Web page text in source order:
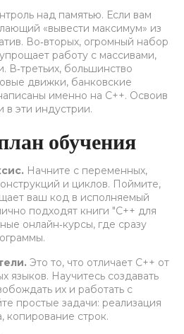
над памятью. Если вам
«вывести максимум» из
Во‑вторых, огромный набор
работу с массивами,
В‑третьих, большинство
движки, банковские
именно на C++. Освоив
в эти индустрии.
обучения
Начните с переменных,
и циклов. Поймите,
ваш код в исполняемый
подходят книги "C++ для
онлайн‑курсы, где сразу
Это то, что отличает C++ от
языков. Научитесь создавать
их и работать с
простые задачи: реализация
копирование строк.